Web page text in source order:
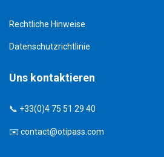
Rechtliche Hinweise
Datenschutzrichtlinie
Uns kontaktieren
📞 +33(0)4 75 51 29 40
✉️ contact@otipass.com